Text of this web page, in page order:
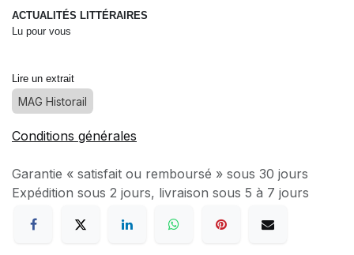
ACTUALITÉS LITTÉRAIRES
Lu pour vous
Lire un extrait
MAG Historail
Conditions générales
Garantie « satisfait ou remboursé » sous 30 jours
Expédition sous 2 jours, livraison sous 5 à 7 jours